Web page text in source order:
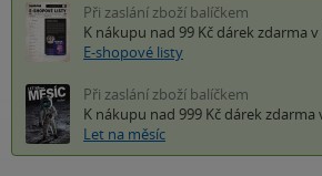
Při zaslání zboží balíčkem
K nákupu nad 99 Kč dárek zdarma v
E-shopové listy
Při zaslání zboží balíčkem
K nákupu nad 999 Kč dárek zdarma
Let na měsíc